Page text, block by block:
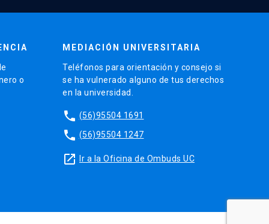
o
MEDIACIÓN UNIVERSITARIA
Teléfonos para orientación y consejo si
se ha vulnerado alguno de tus derechos
en la universidad.
phone (56)95504 1691
phone (56)95504 1247
launch Ir a la Oficina de Ombuds UC